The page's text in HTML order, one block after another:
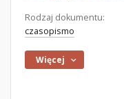
Rodzaj dokumentu:
czasopismo
Więcej